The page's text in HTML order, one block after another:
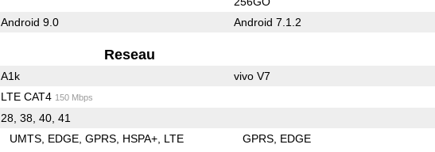
Android 9.0 Android 7.1.2
Reseau
A1k vivo V7
LTE CAT4 150 Mbps
28, 38, 40, 41
UMTS EDGE GPRS HSPA+ LTE GPRS EDGE